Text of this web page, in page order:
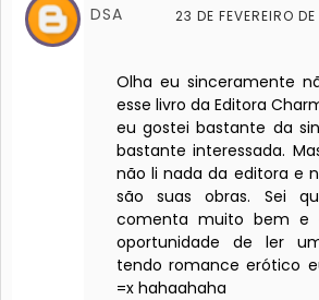
DSA 23 DE FEVEREIRO
Olha eu sinceramente
esse livro da Editora
eu gostei bastante da
bastante interessada.
não li nada da editora e
são suas obras. Sei
comenta muito bem e
oportunidade de ler
tendo romance erótico
=x hahaahaha